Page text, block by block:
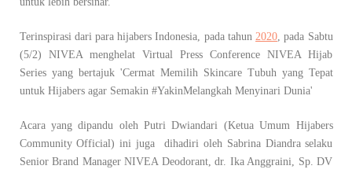
Terinspirasi dari para hijabers Indonesia, pada tahun2020, pada Sabtu
(5/2) NIVEA menghelat Virtual Press Conference NIVEA Hijab
Series yang bertajuk 'Cermat Memilih Skincare Tubuh yang Tepat
untuk Hijabers agar Semakin #YakinMelangkah Menyinari Dunia'
Acara yang dipandu oleh Putri Dwiandari (Ketua Umum Hijabers
Community Official) ini juga dihadiri oleh Sabrina Diandra selaku
Senior Brand Manager NIVEA Deodorant, dr. Ika Anggraini, Sp. DV